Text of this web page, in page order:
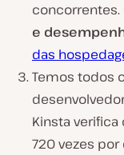
e
das
Temos todos
Kinsta
720 vezes por